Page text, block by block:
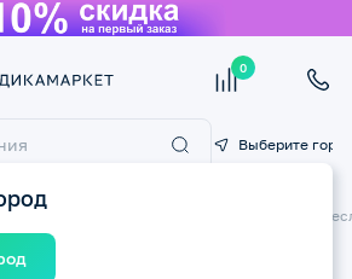
0
Выберите город
средства реабилитации ТСР Инвалидные